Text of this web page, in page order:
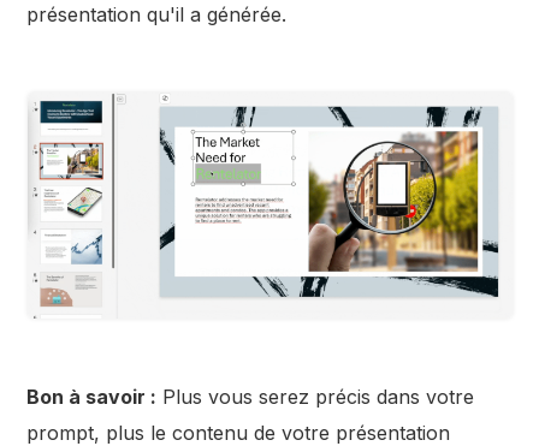
présentation qu'il a générée.
Bon à savoir : Plus vous serez précis dans votre
prompt, plus le contenu de votre présentation